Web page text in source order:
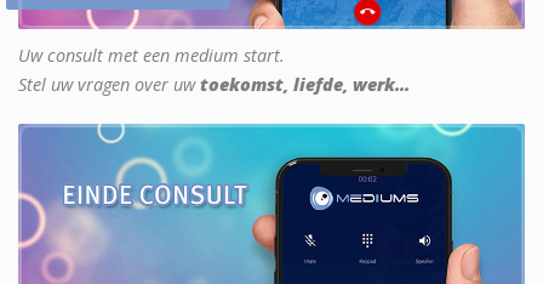
Uw consult met een medium start.
Stel uw vragen over uwtoekomst, liefde, werk...